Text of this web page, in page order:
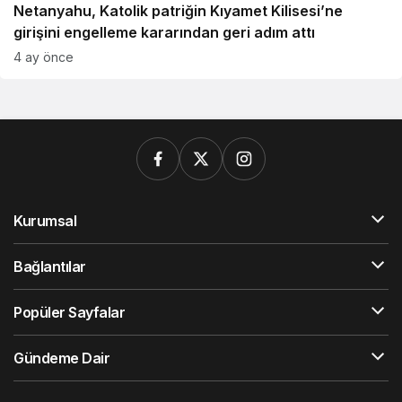
Netanyahu, Katolik patriğin Kıyamet Kilisesi’ne
girişini engelleme kararından geri adım attı
4 ay önce
Kurumsal
Bağlantılar
Popüler Sayfalar
Gündeme Dair